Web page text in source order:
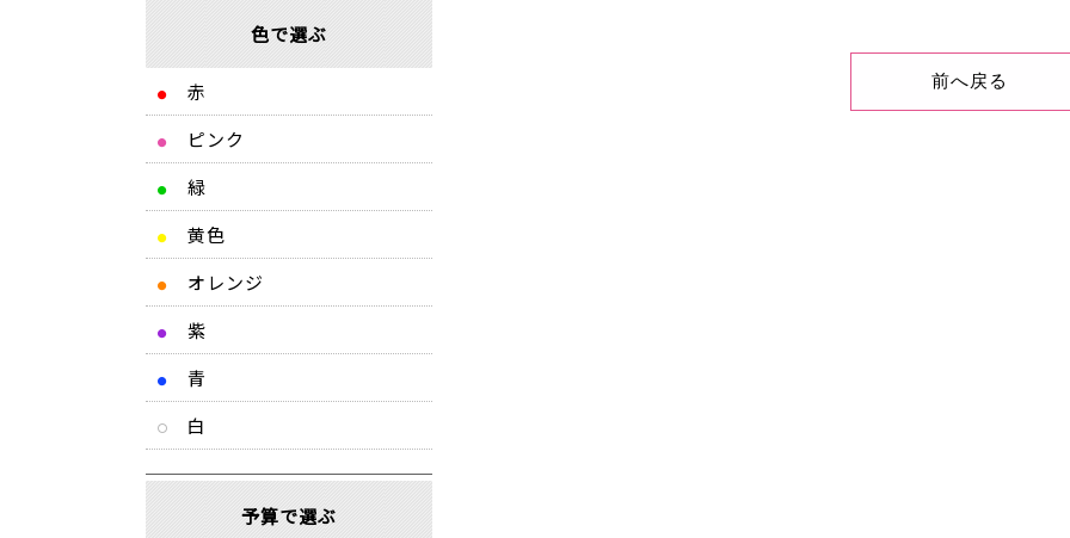
前へ戻る
色で選ぶ
● 赤
● ピンク
● 緑
● 黄色
● オレンジ
● 紫
●
青
白
予算で選ぶ